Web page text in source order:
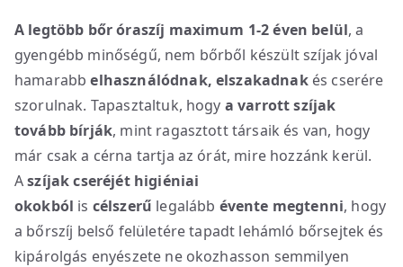
A legtöbb bőr óraszíj maximum 1-2 éven belül, a
gyengébb minőségű, nem bőrből készült szíjak jóval
hamarabbelhasználódnak, elszakadnakés cserére
szorulnak. Tapasztaltuk, hogy a varrott szíjak
tovább bírják, mint ragasztott társaik és van, hogy
már csak a cérna tartja az órát, mire hozzánk kerül.
Aszíjak cseréjét higiéniai
okokból is célszerű legalább évente megtenni, hogy
a bőrszíj belső felületére tapadt lehámló bőrsejtek és
kipárolgás enyészete ne okozhasson semmilyen